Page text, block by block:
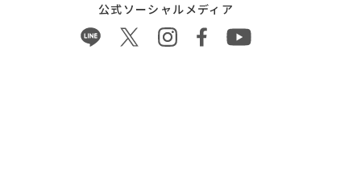
公式ソーシャルメディア